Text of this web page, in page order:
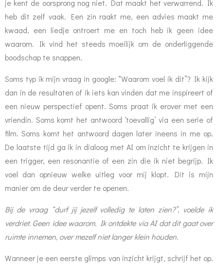
je kent de oorsprong nog niet. Dat maakt het verwarrend. Ik
heb dit zelf vaak. Een zin raakt me, een advies maakt me
kwaad, een liedje ontroert me en toch heb ik geen idee
waarom. Ik vind het steeds moeilijk om de onderliggende
boodschap te snappen.
Soms typ ik mijn vraag in google: “Waarom voel ik dit”? Ik kijk
dan in de resultaten of ik iets kan vinden dat me inspireert of
een nieuw perspectief opent. Soms praat ik erover met een
vriendin. Soms komt het antwoord ‘toevallig’ via een serie of
film. Soms komt het antwoord dagen later ineens in me op.
De laatste tijd ga ik in dialoog met AI om inzicht te krijgen in
een trigger, een resonantie of een zin die ik niet begrijp. Ik
voel dan opnieuw welke uitleg voor mij klopt. Dit is mijn
manier om de deur verder te openen.
Bij de vraag “durf jij jezelf volledig te laten zien?”, voelde ik
verdriet. Geen idee waarom. Ik ontdekte via AI dat dit gaat over
ruimte innemen, over mezelf niet langer klein houden.
Wanneer je een eerste glimps van inzicht krijgt, schrijf het op.